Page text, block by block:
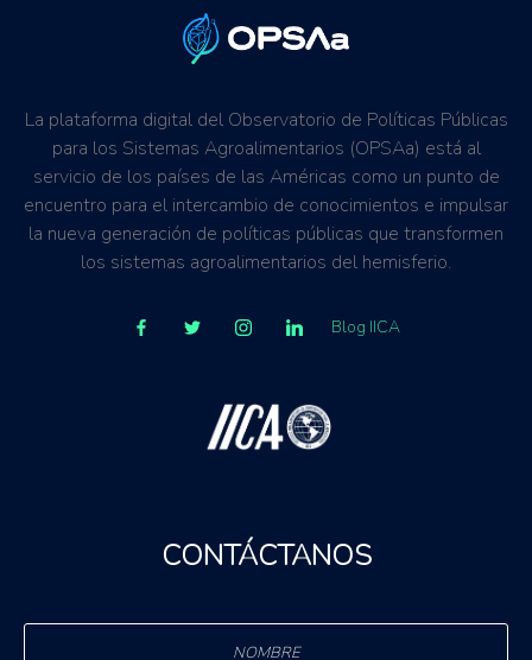
La plataforma digital del Observatorio de Políticas Públicas
para los Sistemas Agroalimentarios (OPSAa) está al
servicio de los países de las Américas como un punto de
encuentro para el intercambio de conocimientos e impulsar
la nueva generación de políticas públicas que transformen
los sistemas agroalimentarios del hemisferio.
Blog IICA
CONTÁCTANOS